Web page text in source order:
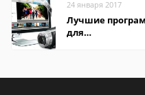
24 января 2017
Лучшие
для